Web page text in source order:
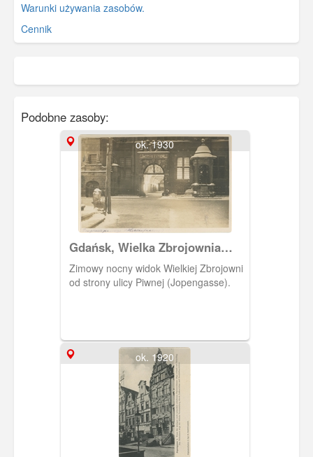
Warunki używania zasobów.
Cennik
Podobne zasoby:
ok. 1930
Gdańsk, Wielka Zbrojownia
nocą
Zimowy nocny widok Wielkiej Zbrojowni
od strony ulicy Piwnej (Jopengasse).
ok. 1920